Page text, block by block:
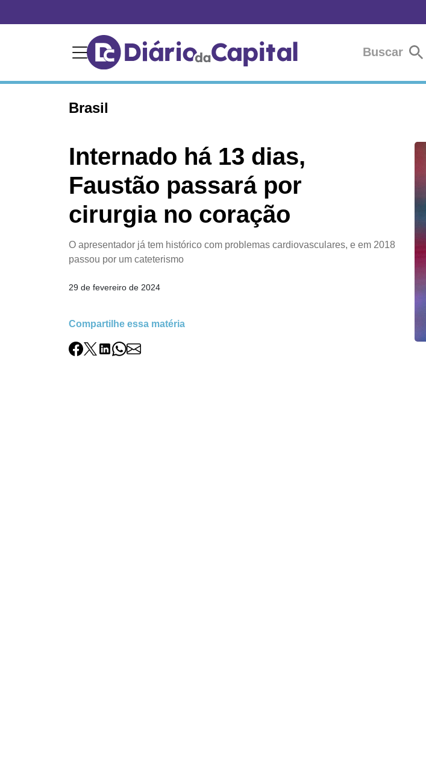
Buscar
Brasil
Internado há 13 dias,
Faustão passará por
cirurgia no coração
O apresentador já tem histórico com problemas cardiovasculares, e em 2018
passou por um cateterismo
29 de fevereiro de 2024
Compartilhe essa matéria